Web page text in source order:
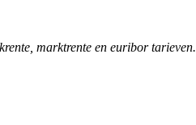
marktrente en euribor tarieven.